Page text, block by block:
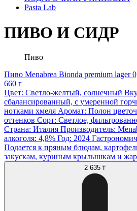
Pasta Lab
ПИВО И СИДР
Пиво
Пиво Menabrea Bionda premium lager
660 г
Цвет: Светло-желтый, солнечный
сбалансированный, с умеренной
нотками хмеля Аромат: Полон
оттенков Сорт: Светлое,
Страна: Италия Производитель:
алкоголя: 4,8% Год: 2024
Подается к пряным блюдам,
закускам, куриным крылышкам и
2 635 ₸